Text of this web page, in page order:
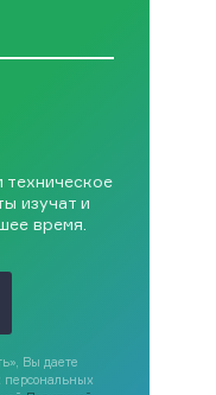
изучат и
время.
Вы даете
персональных